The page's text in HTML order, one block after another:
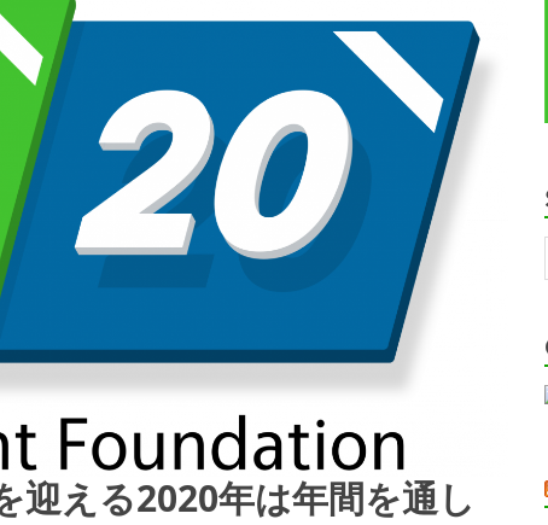
える2020年は年間を通し